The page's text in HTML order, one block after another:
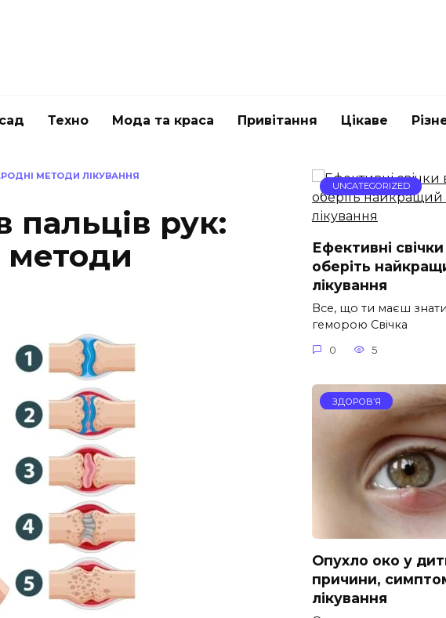
Техно Мода та краса Привітання Цікаве
МЕТОДИ ЛІКУВАННЯ
пальців рук:
методи
UNCATEGORIZED
Ефективні
оберіть
лікування
Все, що ти маєш знати
геморою Свічка
0 5
ЗДОРОВ’Я
Опухло око у
причини,
лікування